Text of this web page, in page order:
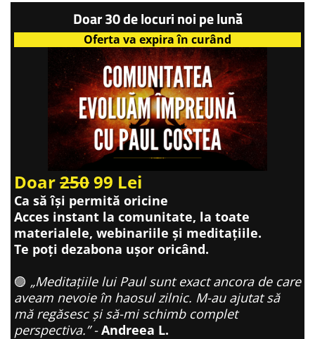
Doar 30 de locuri noi pe lună
Oferta va expira în curând
Doar25099 Lei
Ca să își permită oricine
Acces instant la comunitate, la toate
materialele, webinariile și meditațiile.
Te poți dezabona ușor oricând.
🟣 „Meditațiile lui Paul sunt exact ancora de care
aveam nevoie în haosul zilnic. M-au ajutat să
mă regăsesc și să-mi schimb complet
perspectiva.” -Andreea L.